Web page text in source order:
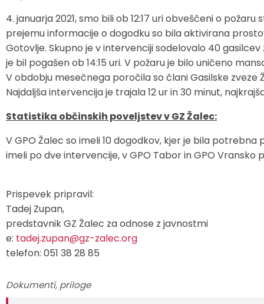
4. januarja 2021, smo bili ob 12:17 uri obveščeni o
prejemu informacije o dogodku so bila aktivirana
Gotovlje. Skupno je v intervenciji sodelovalo 40
je bil pogašen ob 14:15 uri. V požaru je bilo uničeno
V obdobju mesečnega poročila so člani Gasilske zveze
Najdaljša intervencija je trajala 12 ur in 30 minut,
Statistika občinskih poveljstev v GZ Žalec:
V GPO Žalec so imeli 10 dogodkov, kjer je bila
imeli po dve intervencije, v GPO Tabor in GPO Vransko
Prispevek pripravil:
Tadej Zupan,
predstavnik GZ Žalec za odnose z javnostmi
e: tadej.zupan@gz-zalec.org
telefon: 051 38 28 85
Dokumenti, priloge
Zaščita in reševanje
Proračun občine
Prostorski akti občine
Strateški dokumenti
Uradne objave
Lokalne volitve
Varuhov kotiček
Ekomuzej hmeljarstva in pivovarstva
Dežela celjska
Slovo naših občanov
Objave Savinjska TV